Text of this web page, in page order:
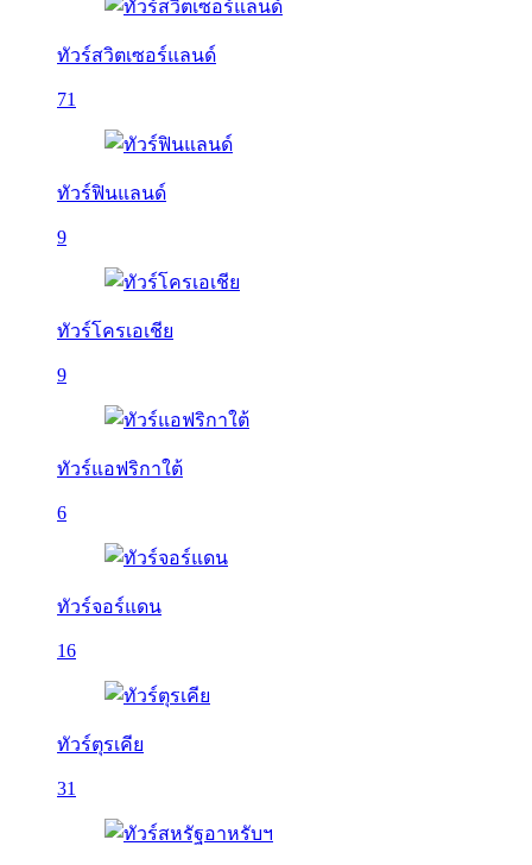
ทัวร์สวิตเซอร์แลนด์
71
ทัวร์ฟินแลนด์
9
ทัวร์โครเอเชีย
9
ทัวร์แอฟริกาใต้
6
ทัวร์จอร์แดน
16
ทัวร์ตุรเคีย
31